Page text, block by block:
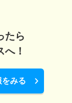
たら
！
みる